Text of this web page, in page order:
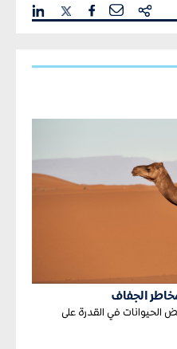
الجفاف
في القدرة على